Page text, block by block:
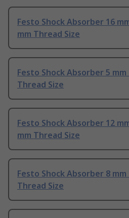
Festo Shock Absorber 16
mm Thread Size
Festo Shock Absorber 5
Thread Size
Festo Shock Absorber 12
mm Thread Size
Festo Shock Absorber 8
Thread Size